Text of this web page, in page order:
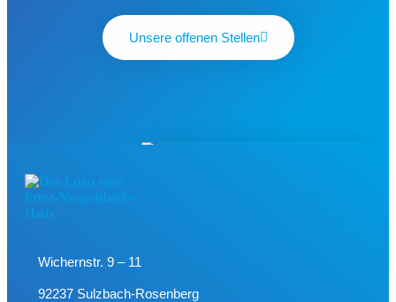
Unsere offenen Stellen
Wichernstr. 9 – 11
92237 Sulzbach-Rosenberg